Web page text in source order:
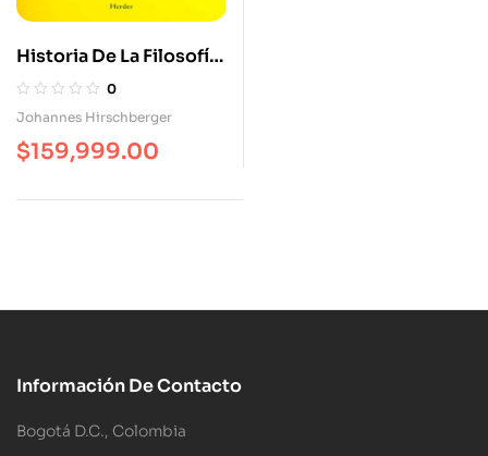
Historia De La Filosofía
(H) Tomo II. Edad
Moderna, Edad
0
Johannes Hirschberger
$159,999.00
Información De Contacto
Bogotá D.C., Colombia